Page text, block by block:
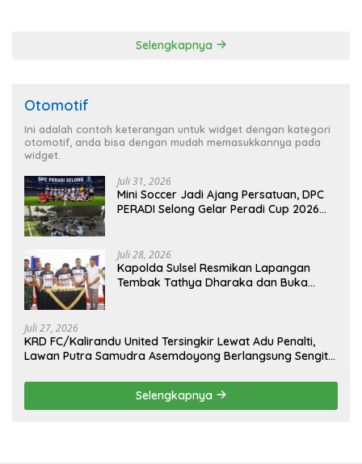
Selengkapnya
Otomotif
Ini adalah contoh keterangan untuk widget dengan kategori
otomotif, anda bisa dengan mudah memasukkannya pada
widget.
Juli 31, 2026
Mini Soccer Jadi Ajang Persatuan, DPC
PERADI Selong Gelar Peradi Cup 2026
Juli 28, 2026
Kapolda Sulsel Resmikan Lapangan
Tembak Tathya Dharaka dan Buka
Juli 27, 2026
KRD FC/Kalirandu United Tersingkir Lewat Adu Penalti,
Lawan Putra Samudra Asemdoyong Berlangsung Sengit
Selengkapnya